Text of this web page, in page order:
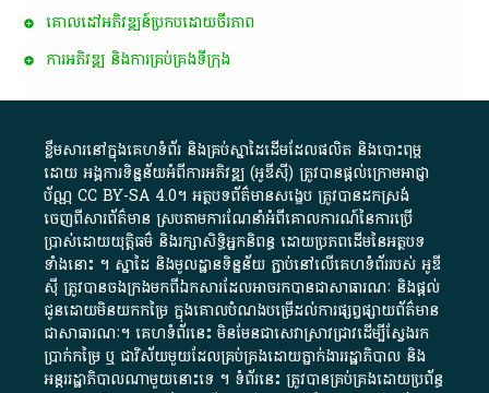
គោលដៅ​អភិវឌ្ឍន៍​ប្រកបដោយ​ចីរភាព
ការអភិវឌ្ឍ និងការគ្រប់គ្រងទីក្រុង
ខ្លឹមសារ​នៅ​ក្នុង​គេហទំព័រ និង​គ្រប់​ស្នា​ដៃ​ដើម​ដែល​ផលិត​ និង​បោះពុម្ព​
ដោយ​ អង្គការ​ទិន្នន័យ​អំពី​ការអភិវឌ្ឍ​​ (អូ​ឌី​ស៊ី)​ ត្រូវ​បាន​ផ្តល់​ក្រោម​អាជ្ញា
ប័ណ្ណ​CC BY-SA 4.0។​ អត្ថបទ​ព័ត៌មាន​សង្ខេប​ ត្រូវ​បាន​ដកស្រង់​
ចេញពី​សារព័ត៌មាន ស្របតាមការ​ណែនាំ​អំពី​គោលការណ៍​នៃ​ការ​ប្រើ
ប្រាស់​ដោយ​យុត្តិធម៌​ និង​រក្សាសិទ្ធិអ្នកនិពន្ធ ដោយ​ប្រភពដើម​នៃ​​អត្ថបទ
ទាំង​នោះ​ ។​ ស្នាដៃ​ និង​មូលដ្ឋាន​ទិន្នន័យ ​ភ្ជាប់​នៅ​លើ​គេហទំព័រ​របស់​ អូ​ឌី​
ស៊ី​ ត្រូវ​បាន​ចងក្រង​មក​ពី​ឯកសារ​ដែល​អាច​រក​បានជា​សាធារណៈ​ និង​ផ្តល់​
ជូន​ដោយ​មិន​យក​កម្រៃ​ ក្នុង​គោលបំណង​បម្រើ​ដល់ការ​ផ្សព្វផ្សាយ​ព័ត៌មាន​
ជា​សាធារណៈ​។​ គេហទំព័រ​នេះ​ មិនមែន​ជា​សេវា​ស្រាវជ្រាវ​ដើម្បី​ស្វែងរក
ប្រាក់​កម្រៃ​ ឬ​ ជា​វិស័យ​មួយ​ដែល​គ្រប់គ្រង​ដោយ​ភ្នាក់ងារ​រដ្ឋាភិបាល​ និង ​
អន្តររដ្ឋាភិបាល​ណាមួយ​នោះ​ទេ ​។​ ទំព័រ​នេះ​ ត្រូវ​បាន​គ្រប់គ្រង​ដោយ​ប្រព័ន្ធ​